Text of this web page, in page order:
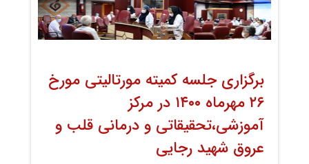
برگزاری جلسه کمیته مورتالیتی مورخ
۲۶ مهرماه ۱۴۰۰ در مرکز
آموزشی،تحقیقاتی و درمانی قلب و
عروق شهید رجایی